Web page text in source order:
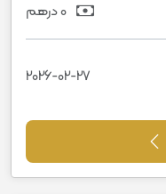
2026-02-27